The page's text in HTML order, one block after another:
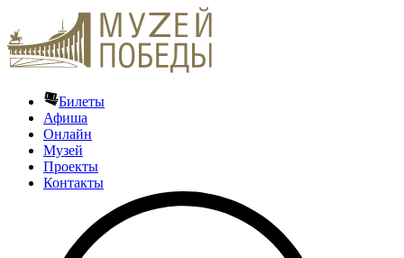
Билеты
Афиша
Онлайн
Музей
Проекты
Контакты